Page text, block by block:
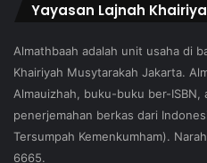
Yayasan Lajnah
Almathbaah adalah unit usaha di
Khairiyah Musytarakah Jakarta.
Almauizhah, buku-buku ber-
penerjemahan berkas dari
Tersumpah Kemenkumham).
6665.